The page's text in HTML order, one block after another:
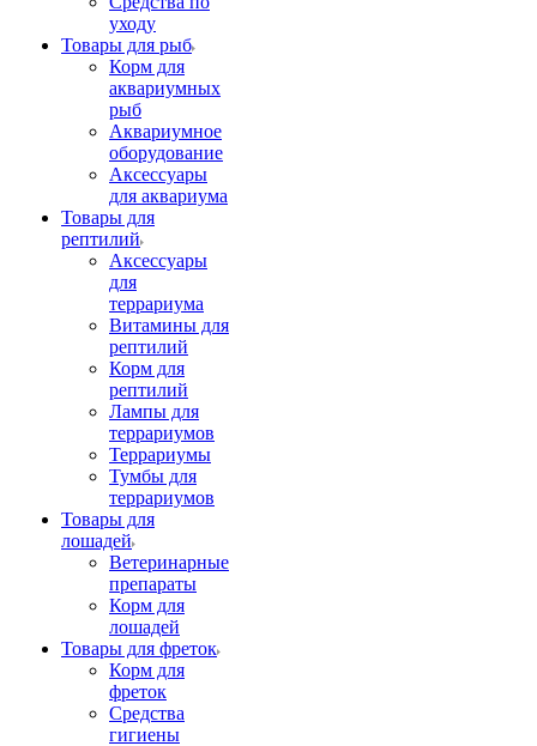
уходу
Товары для рыб
Корм для
аквариумных
рыб
Аквариумное
оборудование
Аксессуары
для аквариума
Товары для
рептилий
Аксессуары
для
террариума
Витамины для
рептилий
Корм для
рептилий
Лампы для
террариумов
Террариумы
Тумбы для
террариумов
Товары для
лошадей
Ветеринарные
препараты
Корм для
лошадей
Товары для фреток
Корм для
фреток
Средства
гигиены